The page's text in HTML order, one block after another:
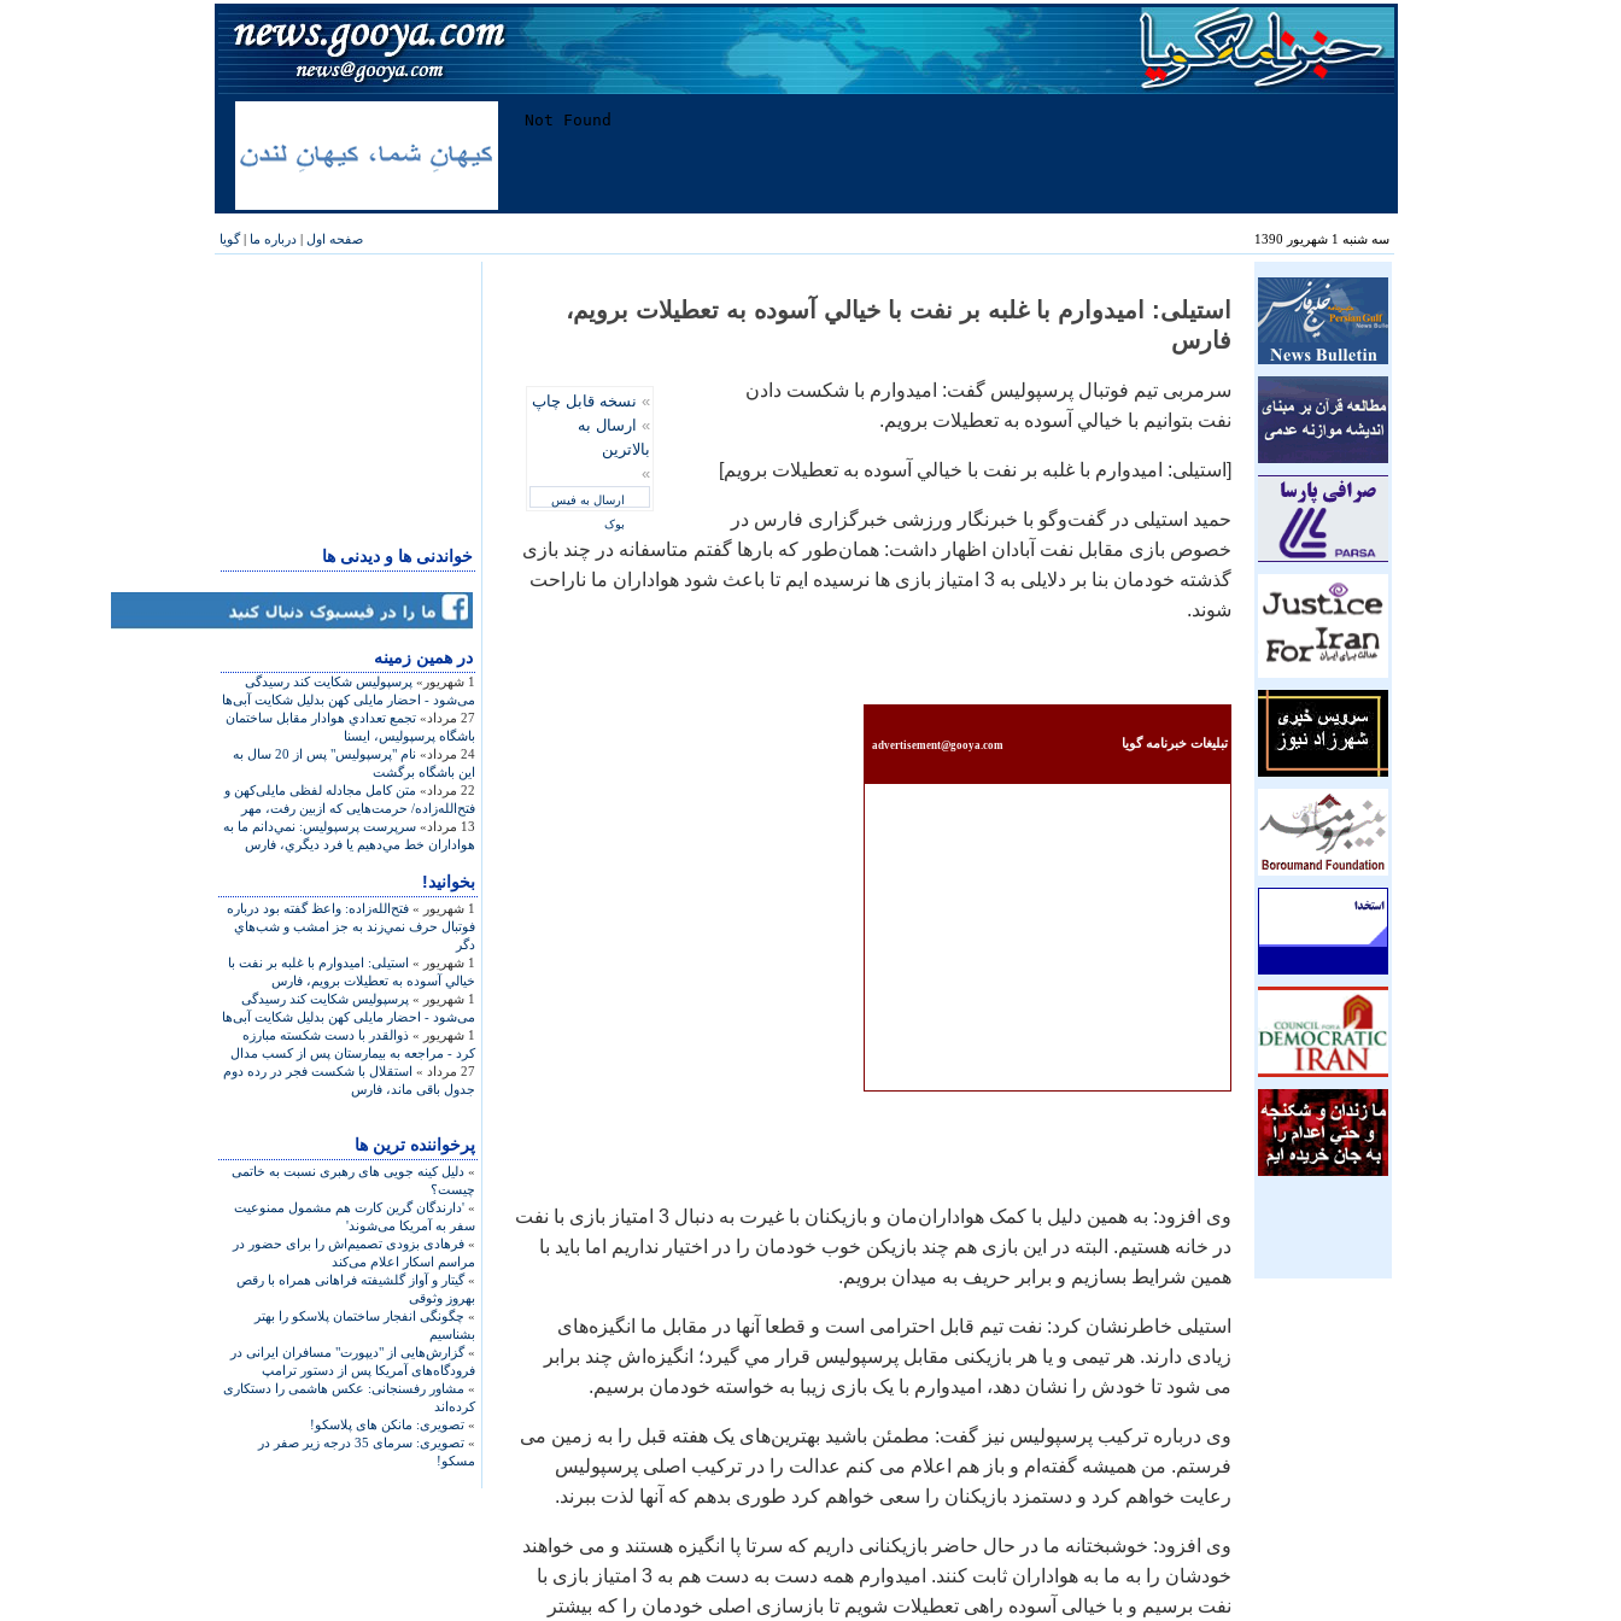
سه شنبه 1 شهریور 1390 صفحه اول | درباره ما |گویا
خواندنی ها و دیدنی ها
در همين زمينه
1 شهریور»
پرسپولیس شکایت کند رسیدگی
می‌شود - احضار مایلی کهن بدلیل شکایت آبی‌ها
27 مرداد»
تجمع تعدادي هوادار مقابل ساختمان
باشگاه پرسپوليس، ایسنا
24 مرداد»
نام "پرسپولیس" پس از 20 سال به
این باشگاه برگشت
22 مرداد»
متن کامل مجادله لفظی مایلی‌کهن و
فتح‌الله‌زاده/ حرمت‌هایی که ازبین رفت، مهر
13 مرداد»
سرپرست پرسپولیس: نمي‌دانم ما به
هواداران خط مي‌دهيم يا فرد ديگري، فارس
بخوانید!
1 شهریور »
فتح‌الله‌زاده: واعظ گفته بود درباره
فوتبال حرف نمي‌زند به جز امشب و شب‌هاي
دگر
1 شهریور »
استیلی: اميدوارم با غلبه بر نفت با
خيالي آسوده به تعطيلات برويم، فارس
1 شهریور »
پرسپولیس شکایت کند رسیدگی
می‌شود - احضار مایلی کهن بدلیل شکایت آبی‌ها
1 شهریور »
ذوالقدر با دست شکسته مبارزه
کرد - مراجعه به بیمارستان پس از کسب مدال
27 مرداد »
استقلال با شکست فجر در رده دوم
جدول باقی ‌ماند، فارس
پرخواننده ترین ها
» دلیل کینه جویی های رهبری نسبت به خاتمی
چیست؟
» 'دارندگان گرین کارت هم مشمول ممنوعیت
سفر به آمریکا می‌شوند'
» فرهادی بزودی تصمیم‌اش را برای حضور در
مراسم اسکار اعلام می‌کند
»گیتار و آواز گلشیفته فراهانی همراه با رقص
بهروز وثوقی
» چگونگی انفجار ساختمان پلاسکو را بهتر
بشناسیم
»گزارش‌هایی از "دیپورت" مسافران ایرانی در
فرودگاه‌های آمریکا پس از دستور ترامپ
» مشاور رفسنجانی: عکس هاشمی را دستکاری
کرده‌اند
» تصویری: مانکن های پلاسکو!
»
تصویری: سرمای 35 درجه زیر صفر در
مسکو!
استیلی: اميدوارم با غلبه بر نفت با خيالي آسوده به تعطيلات برويم،
فارس
» نسخه قابل چاپ
» ارسال به
بالاترین
»
ارسال به فیس
بوک
سرمربی تیم فوتبال پرسپولیس گفت:‌ اميدوارم با شكست دادن
نفت بتوانيم با خيالي آسوده به تعطيلات برويم.
[استیلی: اميدوارم با غلبه بر نفت با خيالي آسوده به تعطيلات برويم]
حمید استیلی در گفت‌وگو با خبرنگار ورزشی خبرگزاری فارس در
خصوص بازی مقابل نفت آبادان اظهار داشت: همان‌طور که بارها گفتم متاسفانه در چند بازی
گذشته خودمان بنا بر دلایلی به 3 امتیاز بازی ها نرسیده ایم تا باعث شود هواداران ما ناراحت
شوند.
تبليغات خبرنامه گويا advertisement@gooya.com
وی افزود: به همین دلیل با کمک هواداران‌مان و بازیکنان با غیرت به دنبال 3 امتیاز بازی با نفت
در خانه هستیم. البته در این بازی هم چند بازیکن خوب خودمان را در اختیار نداریم اما باید با
همين شرايط بسازيم و برابر حريف به ميدان برويم.
استیلی خاطرنشان کرد: نفت تیم قابل احترامی است و قطعا آنها در مقابل ما انگیزه‌های
زیادی دارند. هر تیمی و یا هر بازیکنی مقابل پرسپولیس قرار مي گيرد؛ انگیزه‌اش چند برابر
می شود تا خودش را نشان دهد، امیدوارم با یک بازی زیبا به خواسته خودمان برسیم.
وی درباره ترکیب پرسپولیس نیز گفت: مطمئن باشید بهترین‌های یک هفته قبل را به زمین می
فرستم. من همیشه گفته‌ام و باز هم اعلام می کنم عدالت را در ترکیب اصلی پرسپولیس
رعایت خواهم کرد و دستمزد بازیکنان را سعی خواهم کرد طوری بدهم که آنها لذت ببرند.
وی افزود: خوشبختانه ما در حال حاضر بازیکنانی داریم که سرتا پا انگیزه هستند و می خواهند
خودشان را به ما به هواداران ثابت کنند. امیدوارم همه دست به دست هم به 3 امتیاز بازی با
نفت برسیم و با خیالی آسوده راهی تعطیلات شویم تا بازسازی اصلی خودمان را که بیشتر